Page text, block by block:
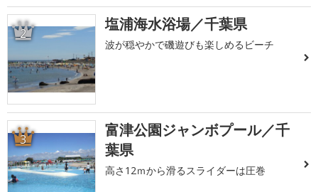
2 塩浦海水浴場／千葉県
波が穏やかで磯遊びも楽しめるビーチ
3
富津公園ジャンボプール／千
葉県
高さ12ｍから滑るスライダーは圧巻